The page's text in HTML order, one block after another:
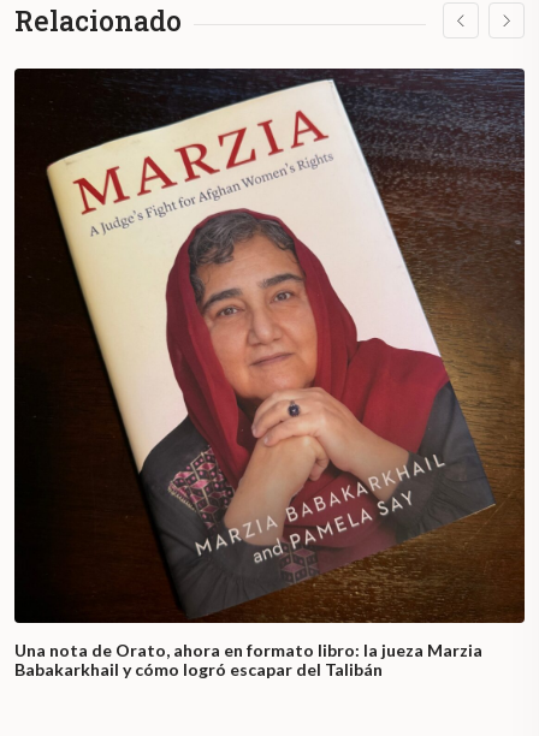
Relacionado
Una nota de Orato, ahora en formato libro: la jueza Marzia
Babakarkhail y cómo logró escapar del Talibán